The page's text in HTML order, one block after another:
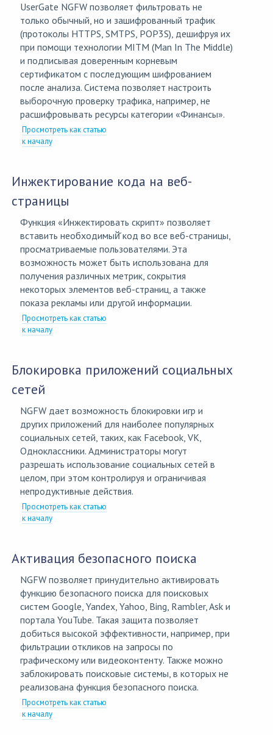
UserGate NGFW позволяет фильтровать не
только обычный, но и зашифрованный трафик
(протоколы HTTPS, SMTPS, POP3S), дешифруя их
при помощи технологии MITM (Man In The Middle)
и подписывая доверенным корневым
сертификатом с последующим шифрованием
после анализа. Система позволяет настроить
выборочную проверку трафика, например, не
расшифровывать ресурсы категории «Финансы».
Просмотреть как статью
к началу
Инжектирование кода на веб-
страницы
Функция «Инжектировать скрипт» позволяет
вставить необходимый̆ код во все веб-страницы,
просматриваемые пользователями. Эта
возможность может быть использована для
получения различных метрик, сокрытия
некоторых элементов веб-страниц, а также
показа рекламы или другой информации.
Просмотреть как статью
к началу
Блокировка приложений социальных
сетей
NGFW дает возможность блокировки игр и
других приложений для наиболее популярных
социальных сетей, таких, как Facebook, VK,
Одноклассники. Администраторы могут
разрешать использование социальных сетей в
целом, при этом контролируя и ограничивая
непродуктивные действия.
Просмотреть как статью
к началу
Активация безопасного поиска
NGFW позволяет принудительно активировать
функцию безопасного поиска для поисковых
систем Google, Yandex, Yahoo, Bing, Rambler, Ask и
портала YouTube. Такая защита позволяет
добиться высокой эффективности, например, при
фильтрации откликов на запросы по
графическому или видеоконтенту. Также можно
заблокировать поисковые системы, в которых не
реализована функция безопасного поиска.
Просмотреть как статью
к началу